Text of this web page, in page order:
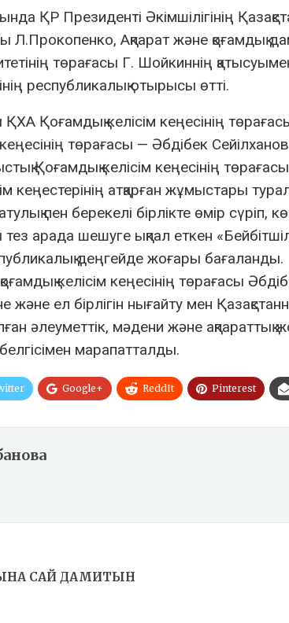
ҚР Президенті Әкімшілігінің
Л.Прокопенко, Ақпарат және қоғамдық
төрағасы Г. Шойкиннің
республикалық отырысы өтті.
Қоғамдық келісім кеңесінің
кеңесінің төрағасы — Әбдібек
Қоғамдық келісім кеңесінің
кеңестерінің атқарған жұмыстары
пен берекелі бірлікте өмір сүріп,
арада шешуге ықпал еткен
деңгейде жоғары бағаланды.
келісім кеңесінің төрағасы
ел бірлігін нығайту мен
әлеуметтік, мәдени және ақпараттық
марапатталды.
Google+ ReddIt Pinterest
САЙ ДАМИТЫН